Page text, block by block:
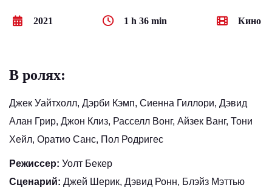
2021 1 h 36 min Кино
В ролях:
Джек Уайтхолл, Дэрби Кэмп, Сиенна Гиллори, Дэвид
Алан Грир, Джон Клиз, Расселл Вонг, Айзек Ванг, Тони
Хейл, Оратио Санс, Пол Родригес
Режиссер: Уолт Бекер
Сценарий: Джей Шерик, Дэвид Ронн, Блэйз Мэттью